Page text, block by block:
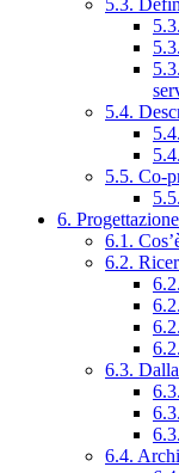
5.4.
5.5. Co-
6.
6.1.
6.2.
6.3.
6.4.